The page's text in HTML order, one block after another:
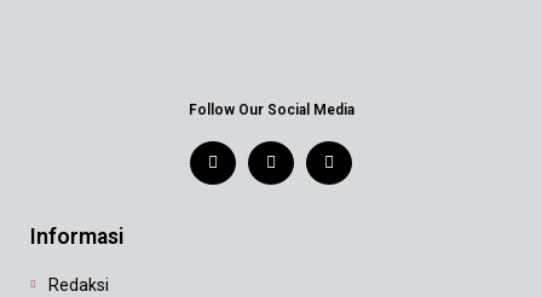
Follow Our Social Media
Informasi
Redaksi